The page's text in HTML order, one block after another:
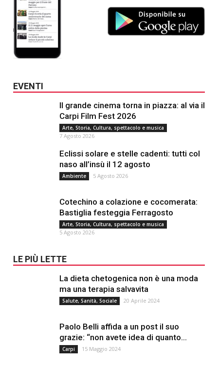
EVENTI
Il grande cinema torna in piazza: al via il
Carpi Film Fest 2026
Arte, Storia, Cultura, spettacolo e musica
7 Agosto 2026
Eclissi solare e stelle cadenti: tutti col
naso all’insù il 12 agosto
Ambiente 5 Agosto 2026
Cotechino a colazione e cocomerata:
Bastiglia festeggia Ferragosto
Arte, Storia, Cultura, spettacolo e musica
5 Agosto 2026
LE PIÙ LETTE
La dieta chetogenica non è una moda
ma una terapia salvavita
Salute, Sanità, Sociale 20 Aprile 2024
Paolo Belli affida a un post il suo
grazie: “non avete idea di quanto...
Carpi 15 Maggio 2024